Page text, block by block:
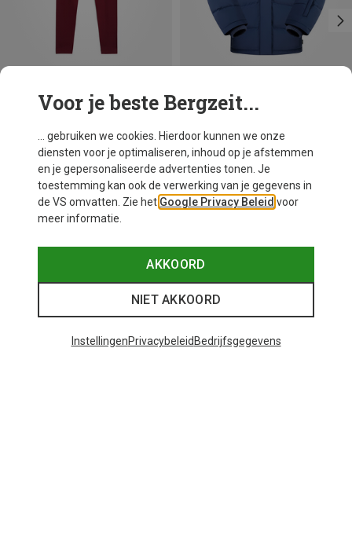
Maten
Armedangels
Dames Faribaa Tights
S M L
Je bespaart 55%
Voor je beste Bergzeit...
... gebruiken we cookies. Hierdoor kunnen we onze
diensten voor je optimaliseren, inhoud op je afstemmen
en je gepersonaliseerde advertenties tonen. Je
toestemming kan ook de verwerking van je gegevens in
de VS omvatten. Zie het Google Privacy Beleid voor
meer informatie.
AKKOORD
NIET AKKOORD
InstellingenPrivacybeleid Bedrijfsgegevens